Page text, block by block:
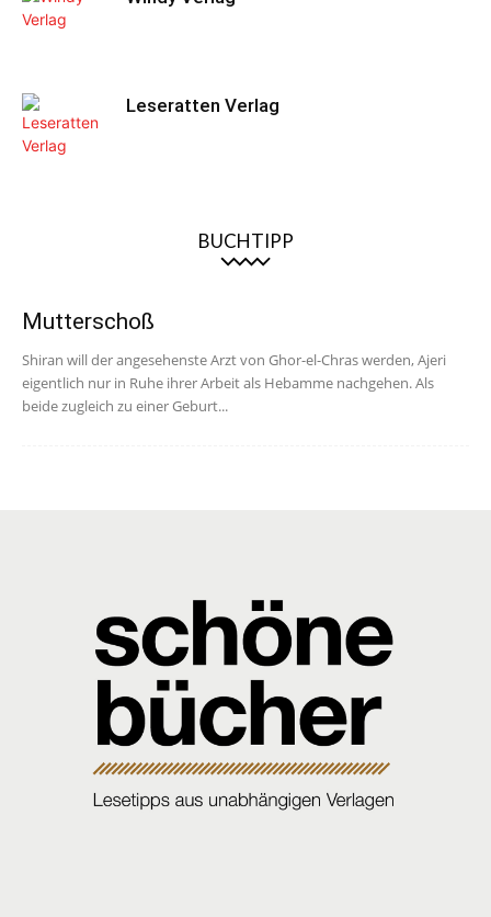
Leseratten Verlag
BUCHTIPP
Mutterschoß
Shiran will der angesehenste Arzt von Ghor-el-Chras werden, Ajeri
eigentlich nur in Ruhe ihrer Arbeit als Hebamme nachgehen. Als
beide zugleich zu einer Geburt...